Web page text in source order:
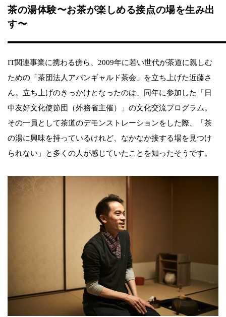
茶の湯体験〜お茶が楽しめる接点の場を生み出
す〜
IT関連事業に携わる傍ら、2009年に若い世代が茶道に親しむ
ための「茶団法人アバンギャルド茶会」を立ち上げた近藤さ
ん。立ち上げのきっかけとなったのは、同年に参加した「日
中友好文化使節団（外務省主催）」の文化交流プログラム。
その一員として茶道のデモンストレーションをした際、「茶
の湯に興味を持っているけれど、なかなか接する場を見つけ
られない」と多くの人が感じていたことを知ったそうです。